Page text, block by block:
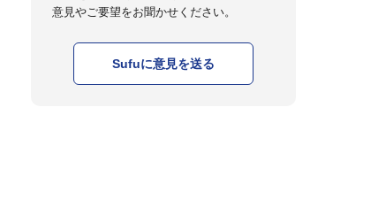
意見やご要望をお聞かせください。
Sufuに意見を送る